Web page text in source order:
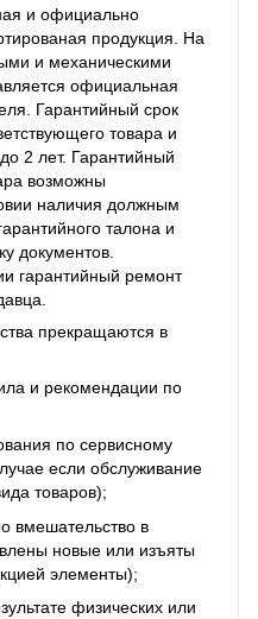
и официально
продукция. На
и механическими
официальная
Гарантийный срок
товара и
2 лет. Гарантийный
возможны
наличия должным
талона и
документов.
гарантийный ремонт
прекращаются в
и рекомендации по
по сервисному
если обслуживание
товаров);
вмешательство в
новые или изъяты
элементы);
физических или